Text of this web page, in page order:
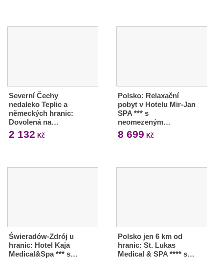
Severní Čechy
nedaleko Teplic a
německých hranic:
Dovolená na…
2 132 Kč
Polsko: Relaxační
pobyt v Hotelu Mir-Jan
SPA *** s
neomezeným…
8 699 Kč
Świeradów-Zdrój u
hranic: Hotel Kaja
Medical&Spa *** s…
Polsko jen 6 km od
hranic: St. Lukas
Medical & SPA **** s…